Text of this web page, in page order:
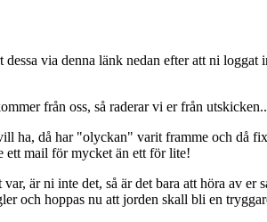
via denna länk nedan efter att ni loggat
från oss, så raderar vi er från
då har "olyckan" varit framme och då
ett mail för mycket än ett för lite!
är ni inte det, så är det bara att höra
och hoppas nu att jorden skall bli en